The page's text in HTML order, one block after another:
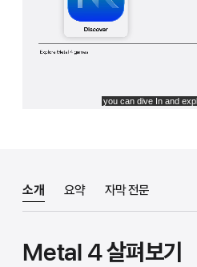
소개 요약 자막 전문
Metal 4 살펴보기